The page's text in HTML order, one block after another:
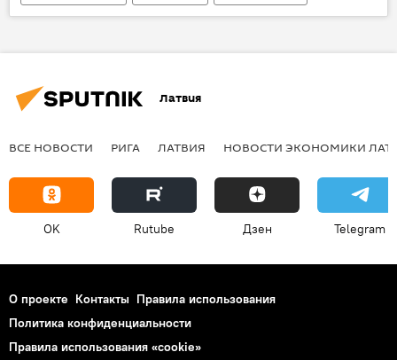
Латвия
Литва США
Латвия
ВСЕ НОВОСТИ РИГА ЛАТВИЯ НОВОСТИ ЭКОНОМИКИ
OK Rutube Дзен Telegram
О проекте Контакты Правила использования
Политика конфиденциальности
Правила использования «cookie»